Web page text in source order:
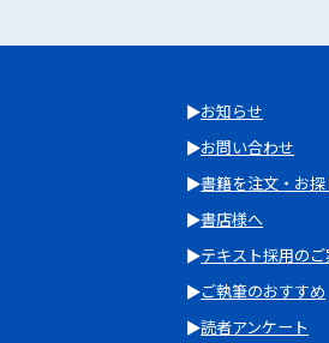
お知らせ
お問い合わせ
書籍を注文・お
書店様へ
テキスト採用のご
ご執筆のおすすめ
読者アンケート